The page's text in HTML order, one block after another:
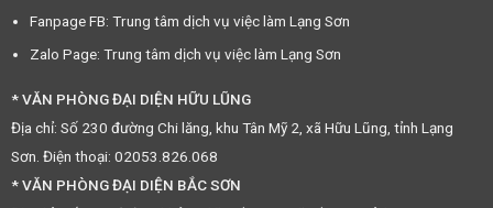
Fanpage FB: Trung tâm dịch vụ việc làm Lạng Sơn
Zalo Page: Trung tâm dịch vụ việc làm Lạng Sơn
* VĂN PHÒNG ĐẠI DIỆN HỮU LŨNG
Địa chỉ: Số 230 đường Chi lăng, khu Tân Mỹ 2, xã Hữu Lũng, tỉnh Lạng
Sơn. Điện thoại: 02053.826.068
* VĂN PHÒNG ĐẠI DIỆN BẮC SƠN